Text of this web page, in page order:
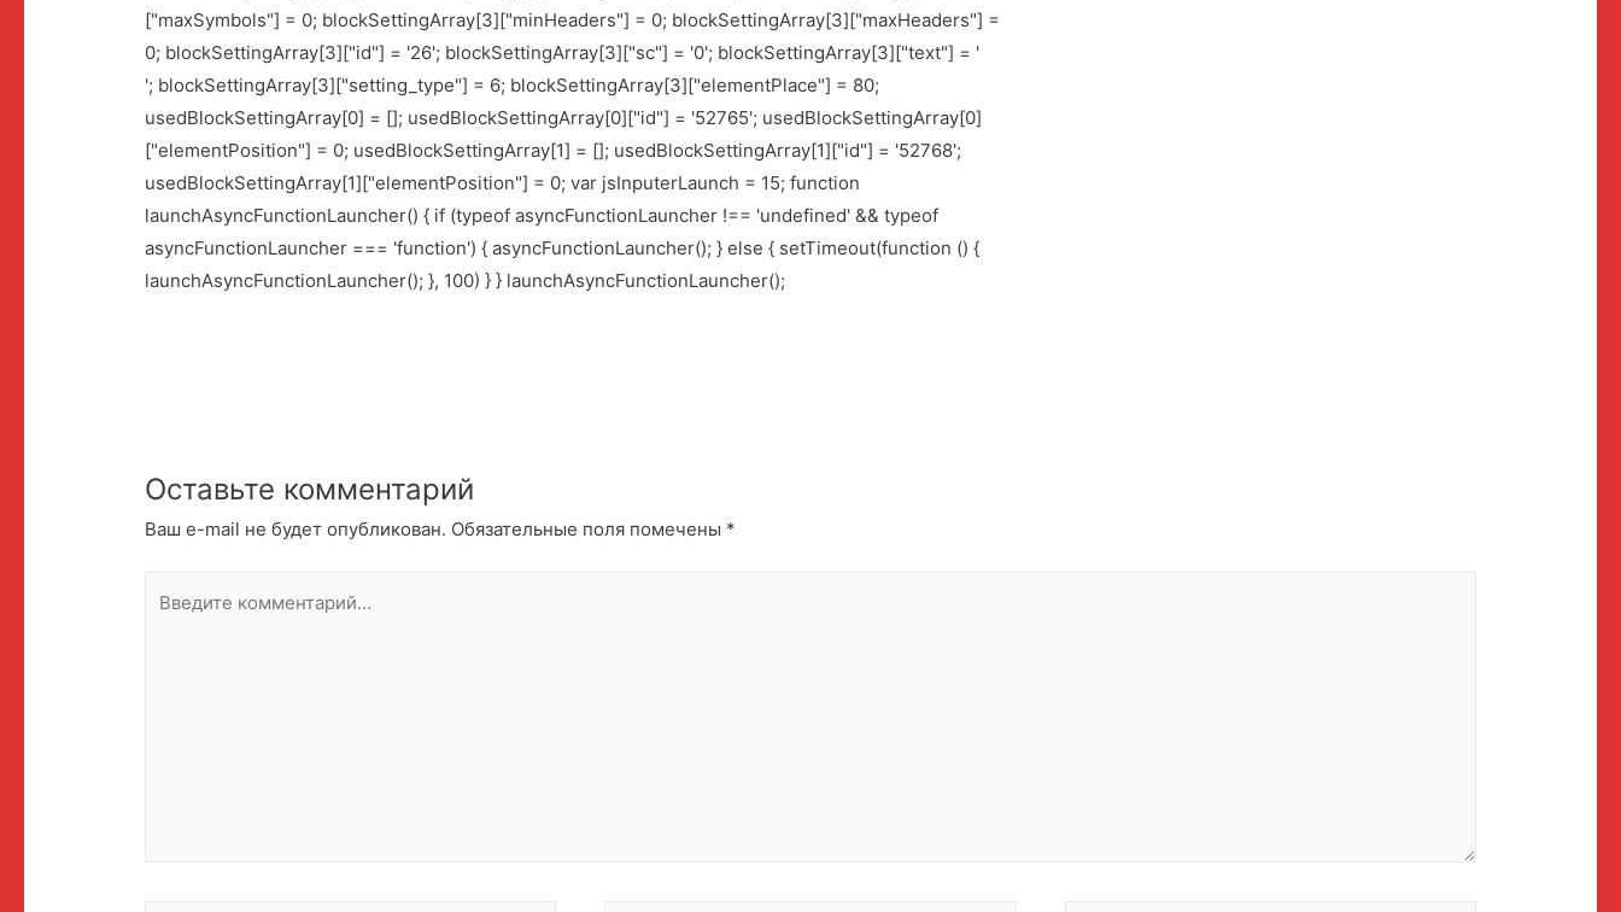
["maxSymbols"] = 0; blockSettingArray[3]["minHeaders"] = 0; blockSettingArray[3]["maxHeaders"] =
0; blockSettingArray[3]["id"] = '26'; blockSettingArray[3]["sc"] = '0'; blockSettingArray[3]["text"] = '
'; blockSettingArray[3]["setting_type"] = 6; blockSettingArray[3]["elementPlace"] = 80;
usedBlockSettingArray[0] = []; usedBlockSettingArray[0]["id"] = '52765'; usedBlockSettingArray[0]
["elementPosition"] = 0; usedBlockSettingArray[1] = []; usedBlockSettingArray[1]["id"] = '52768';
usedBlockSettingArray[1]["elementPosition"] = 0; var jsInputerLaunch = 15; function
launchAsyncFunctionLauncher() { if (typeof asyncFunctionLauncher !== 'undefined' && typeof
asyncFunctionLauncher === 'function') { asyncFunctionLauncher(); } else { setTimeout(function () {
launchAsyncFunctionLauncher(); }, 100) } } launchAsyncFunctionLauncher();
Оставьте комментарий
Ваш e-mail не будет опубликован. Обязательные поля помечены *
комментарий...